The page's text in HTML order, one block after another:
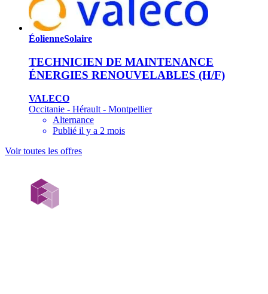
ÉolienneSolaire
TECHNICIEN DE MAINTENANCE
ÉNERGIES RENOUVELABLES (H/F)
VALECO
Occitanie - Hérault - Montpellier
Alternance
Publié il y a 2 mois
Voir toutes les offres